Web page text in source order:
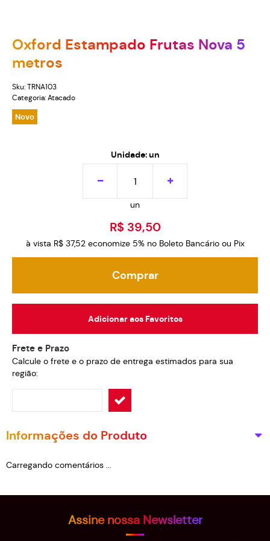
Oxford Estampado Frutas Nova 5
metros
Sku: TRNA103
Categoria: Atacado
Novo
Unidade: un
un
R$ 39,50
à vista R$ 37,52economize 5% no Boleto Bancário ou Pix
Comprar
Adicionar aos Favoritos
Frete e Prazo
Calcule o frete e o prazo de entrega estimados para sua
região:
Informações do Produto
Carregando comentários ...
Assine nossa Newsletter